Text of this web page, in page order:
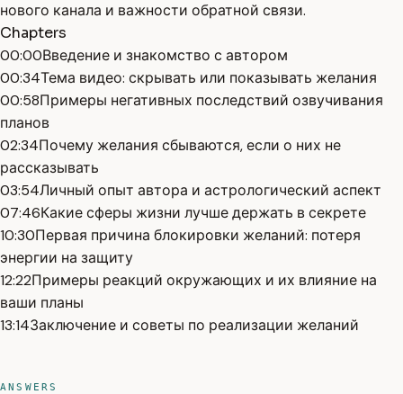
нового канала и важности обратной связи.
Chapters
00:00Введение и знакомство с автором
00:34Тема видео: скрывать или показывать желания
00:58Примеры негативных последствий озвучивания
планов
02:34Почему желания сбываются, если о них не
рассказывать
03:54Личный опыт автора и астрологический аспект
07:46Какие сферы жизни лучше держать в секрете
10:30Первая причина блокировки желаний: потеря
энергии на защиту
12:22Примеры реакций окружающих и их влияние на
ваши планы
13:14Заключение и советы по реализации желаний
ANSWERS